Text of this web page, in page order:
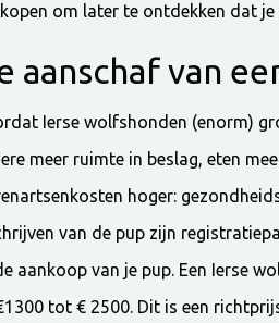
om later te ontdekken dat
aanschaf van
Ierse wolfshonden (enorm)
meer ruimte in beslag, eten
hoger:
van de pup zijn
aankoop van je pup. Een Ierse
tot € 2500. Dit is een